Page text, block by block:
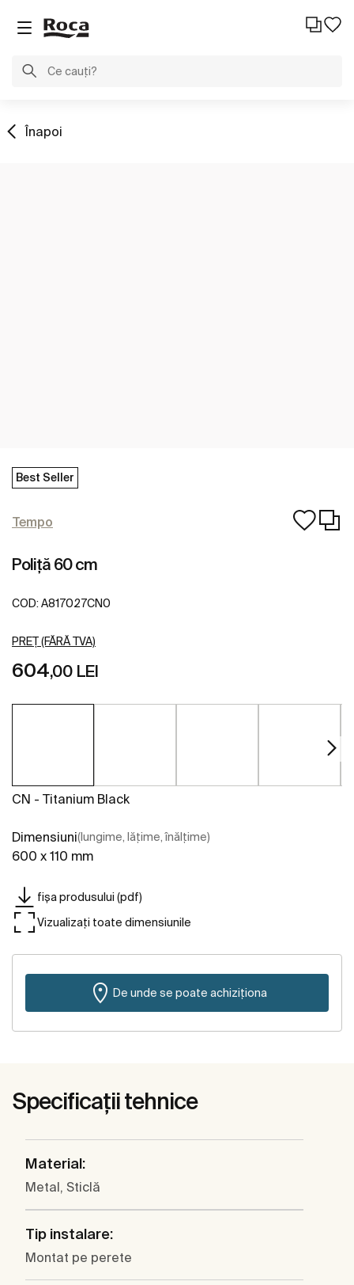
Înapoi
Best Seller
Tempo
Poliță 60 cm
COD: A817027CN0
PREȚ (FĂRĂ TVA)
604,00 LEI
CN - Titanium Black
Dimensiuni(lungime, lățime, înălțime)
600 x 110 mm
fișa produsului (pdf)
Vizualizați toate dimensiunile
De unde se poate achiziționa
Specificații tehnice
Material:
Metal, Sticlă
Tip instalare:
Montat pe perete